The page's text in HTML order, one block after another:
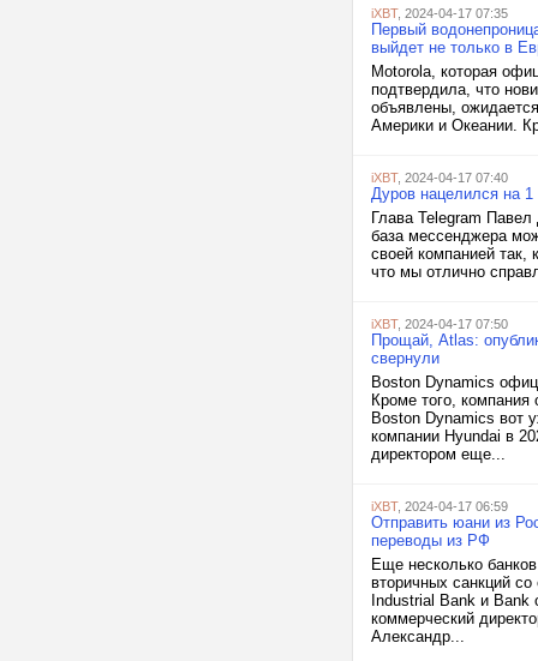
iXBT, 2024-04-17 07:35
Первый
выйдет не только в
Motorola, которая
подтвердила, что
объявлены,
Америки и Океании.
iXBT, 2024-04-17 07:40
Дуров нацелился на
Глава Telegram
база мессенджера
своей компанией
что мы отлично
iXBT, 2024-04-17 07:50
Прощай, Atlas:
свернули
Boston Dynamics
Кроме того,
Boston Dynamics вот
компании Hyundai в
директором еще...
iXBT, 2024-04-17 06:59
Отправить юани из
переводы из РФ
Еще несколько
вторичных санкций
Industrial Bank и
коммерческий
Александр...